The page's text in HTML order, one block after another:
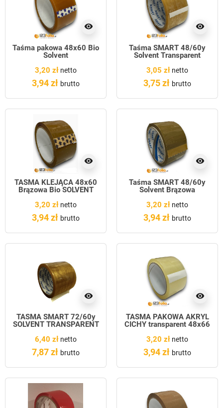
visibility
Taśma pakowa 48x60 Bio
Solvent
3,20 zł netto
3,94 zł brutto
visibility
Taśma SMART 48/60y
Solvent Transparent
3,05 zł netto
3,75 zł brutto
visibility
TAŚMA KLEJĄCA 48x60
Brązowa Bio SOLVENT
3,20 zł netto
3,94 zł brutto
visibility
Taśma SMART 48/60y
Solvent Brązowa
3,20 zł netto
3,94 zł brutto
visibility
TAŚMA SMART 72/60y
SOLVENT TRANSPARENT
6,40 zł netto
7,87 zł brutto
visibility
TAŚMA PAKOWA AKRYL
CICHY transparent 48x66
3,20 zł netto
3,94 zł brutto